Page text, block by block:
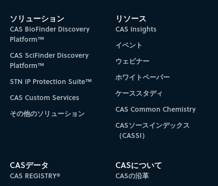
ソリューション
CAS BioFinder Discovery
Platform™
CAS SciFinder Discovery
Platform™
STN IP Protection Suite™
CAS Custom Services
その他のソリューション
リソース
CAS Insights
イベント
ウェビナー
ホワイトペーパー
ケーススタディ
CAS Common Chemistry
CASソースインデックス
（CASSI）
CASデータ
CAS REGISTRY®
CASについて
CASの沿革